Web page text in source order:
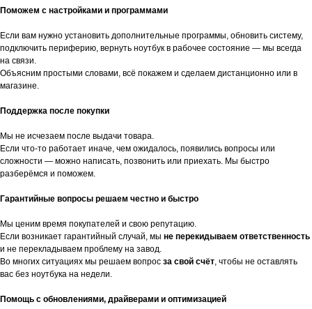
Поможем с настройками и программами
Если вам нужно установить дополнительные программы, обновить систему,
подключить периферию, вернуть ноутбук в рабочее состояние — мы всегда
на связи.
Объясним простыми словами, всё покажем и сделаем дистанционно или в
магазине.
Поддержка после покупки
Мы не исчезаем после выдачи товара.
Если что-то работает иначе, чем ожидалось, появились вопросы или
сложности — можно написать, позвонить или приехать. Мы быстро
разберёмся и поможем.
Гарантийные вопросы решаем честно и быстро
Мы ценим время покупателей и свою репутацию.
Если возникает гарантийный случай, мы не перекидываем ответственность
и не перекладываем проблему на завод.
Во многих ситуациях мы решаем вопрос за свой счёт, чтобы не оставлять
вас без ноутбука на недели.
Помощь с обновлениями, драйверами и оптимизацией